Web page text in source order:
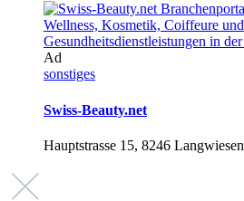
Ad
sonstiges
Swiss-Beauty.net
Hauptstrasse 15, 8246 Langwiesen